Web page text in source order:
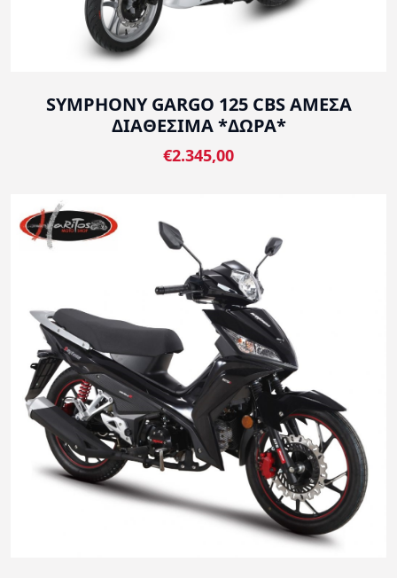
SYMPHONY GARGO 125 CBS ΑΜΕΣΑ
ΔΙΑΘΕΣΙΜΑ *ΔΩΡΑ*
€2.345,00